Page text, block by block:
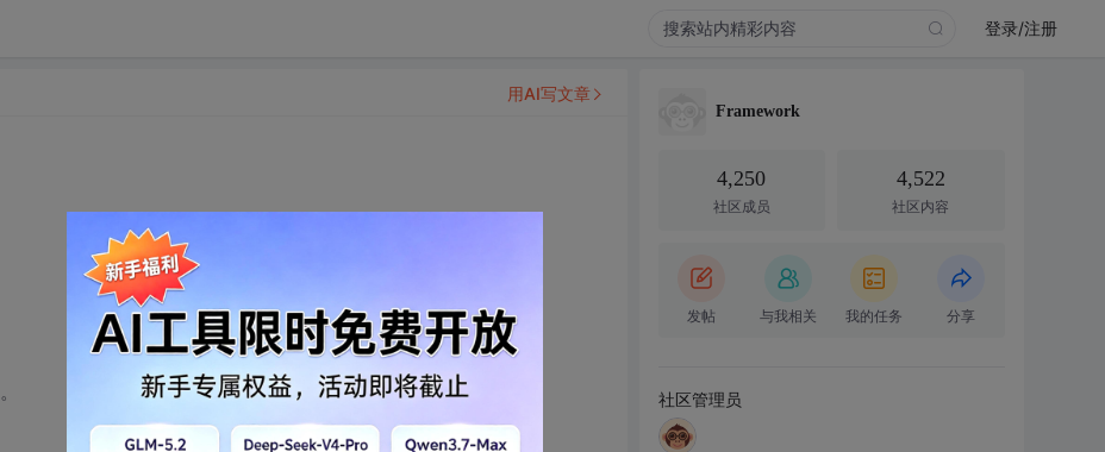
登录/注册
用AI写文章
Framework
4,250
社区成员
4,522
社区内容
发帖 与我相关 我的任务 分享
社区管理员